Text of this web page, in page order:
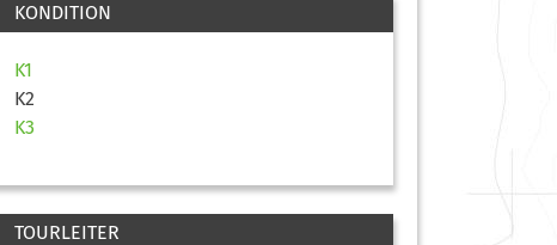
KONDITION
K1
K2
K3
TOURLEITER